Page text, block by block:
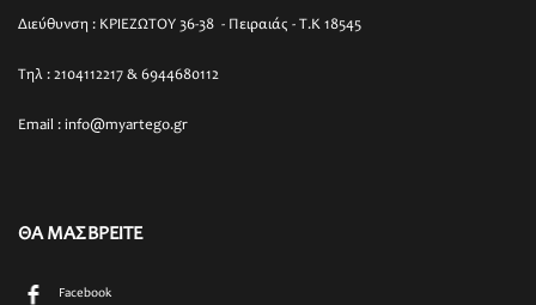
Διεύθυνση : ΚΡΙΕΖΩΤΟΥ 36-38 - Πειραιάς - T.K 18545
Τηλ : 2104112217 & 6944680112
Email : info@myartego.gr
ΘΑ ΜΑΣ ΒΡΕΙΤΕ
Facebook